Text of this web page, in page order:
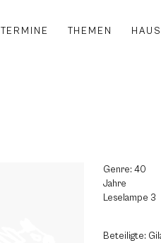
TERMINE THEMEN HAUS
Genre: 40
Jahre
Leselampe 3
Beteiligte: